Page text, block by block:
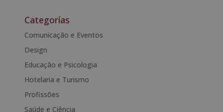
t
r
n
a
i
v
e
Categorías
Comunicação e Eventos
Design
Educação e Psicologia
Hotelaria e Turismo
Profissões
Saúde e Ciência